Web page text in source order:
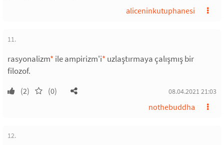
aliceninkutuphanesi
11.
rasyonalizm* ile ampirizm'i* uzlaştırmaya çalışmış bir
filozof.
(2) (0) 08.04.2021 21:03
nothebuddha
12.